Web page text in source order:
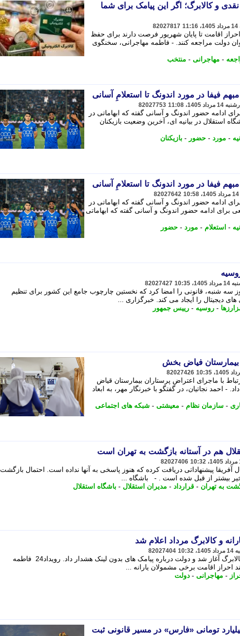
و کالابرگ؛ اگر این پیامک برای شما
82027817
اقامت تا پایان شهریور فرصت دارند برای حفظ
دولت مراجعه کنند. - فاطمه مهاجرانی، سخنگوی
- مهاجرانی - منتخب
مبهم فیفا در مورد اندونگ تا استعلامِ آسانی
82027753
ادامه حضور اندونگ و آسانی گفته که ابهاماتی در
استقلال در بیانیه ای، آخرین وضعیت بازیکنان
- مورد - حضور - بازیکنان
مبهم فیفا در مورد اندونگ تا استعلامِ آسانی
82027642
ادامه حضور اندونگ و آسانی گفته که ابهاماتی در
برای ادامه حضور اندونگ و آسانی گفته که ابهاماتی
- استعلام - مورد - حضور
82027427
سه شنبه، قانونی را امضا کرد که نخستین چارچوب جامع این کشور برای تنظیم
دیجیتال را ایجاد می کند. خبرگزاری ...
- روسیه - رییس جمهور
بیمارستان فیاض بخش
82027426
با ماجرای اعتراض پرستاران بیمارستان قیاض
احمد نجاتیان، در گفتگو با خبرنگار مهر، به ابعاد
- سازمان نظام - معیشتی - شبکه های اجتماعی
هم در آستانه بازگشت به تهران است
82027406
پیشنهاداتی دریافت کرده که هنوز پاسخی به آنها نداده است. احتمال بازگشت
بیشتر از قبل شده است . - باشگاه ...
به تهران - قرارداد - مدیران استقلال - باشگاه استقلال
و کالابرگ مرداد اعلام شد
82027404
احراز اقامت برخی مشمولان یارانه و کالابرگ آغاز شد و دولت درباره پیامک های بدون لینک هشدار داد. رویداد24 فاطمه
احراز اقامت برخی مشمولان یارانه ...
- مهاجرانی - دولت
25 هزار میلیارد تومانی «فارس» در مسیر قانونی ثبت